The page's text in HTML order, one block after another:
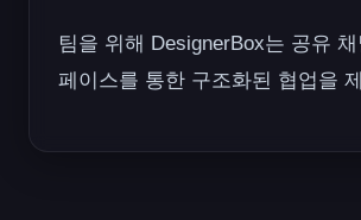
팀을 위해 DesignerBox는 공유
페이스를 통한 구조화된 협업을